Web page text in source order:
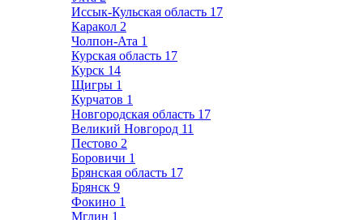
Иссык-Кульская область 17
Каракол 2
Чолпон-Ата 1
Курская область 17
Курск 14
Щигры 1
Курчатов 1
Новгородская область 17
Великий Новгород 11
Пестово 2
Боровичи 1
Брянская область 17
Брянск 9
Фокино 1
Мглин 1